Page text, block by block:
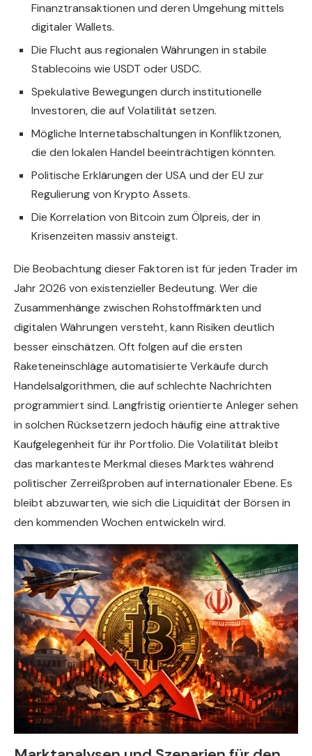
Finanztransaktionen und deren Umgehung mittels
digitaler Wallets.
Die Flucht aus regionalen Währungen in stabile
Stablecoins wie USDT oder USDC.
Spekulative Bewegungen durch institutionelle
Investoren, die auf Volatilität setzen.
Mögliche Internetabschaltungen in Konfliktzonen,
die den lokalen Handel beeinträchtigen könnten.
Politische Erklärungen der USA und der EU zur
Regulierung von Krypto Assets.
Die Korrelation von Bitcoin zum Ölpreis, der in
Krisenzeiten massiv ansteigt.
Die Beobachtung dieser Faktoren ist für jeden Trader im
Jahr 2026 von existenzieller Bedeutung. Wer die
Zusammenhänge zwischen Rohstoffmärkten und
digitalen Währungen versteht, kann Risiken deutlich
besser einschätzen. Oft folgen auf die ersten
Raketeneinschläge automatisierte Verkäufe durch
Handelsalgorithmen, die auf schlechte Nachrichten
programmiert sind. Langfristig orientierte Anleger sehen
in solchen Rücksetzern jedoch häufig eine attraktive
Kaufgelegenheit für ihr Portfolio. Die Volatilität bleibt
das markanteste Merkmal dieses Marktes während
politischer Zerreißproben auf internationaler Ebene. Es
bleibt abzuwarten, wie sich die Liquidität der Börsen in
den kommenden Wochen entwickeln wird.